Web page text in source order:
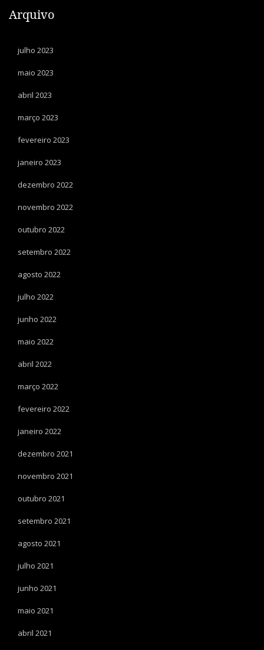
Arquivo
julho 2023
maio 2023
abril 2023
março 2023
fevereiro 2023
janeiro 2023
dezembro 2022
novembro 2022
outubro 2022
setembro 2022
agosto 2022
julho 2022
junho 2022
maio 2022
abril 2022
março 2022
fevereiro 2022
janeiro 2022
dezembro 2021
novembro 2021
outubro 2021
setembro 2021
agosto 2021
julho 2021
junho 2021
maio 2021
abril 2021